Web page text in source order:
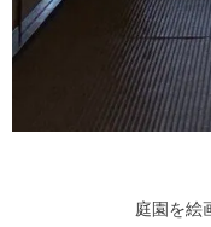
庭園を絵